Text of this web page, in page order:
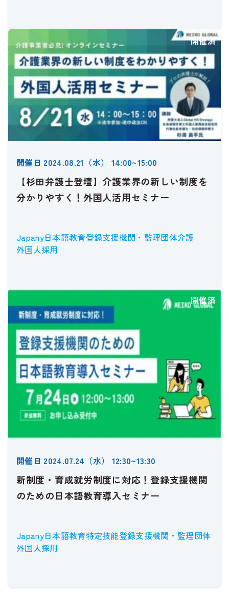
開催済
開催日 2024.08.21（水） 14:00~15:00
【杉田弁護士登壇】介護業界の新しい制度を
分かりやすく！外国人活用セミナー
Japany日本語教育登録支援機関・監理団体介護
外国人採用
開催済
開催日 2024.07.24（水） 12:30~13:30
新制度・育成就労制度に対応！登録支援機関
のための日本語教育導入セミナー
Japany日本語教育特定技能登録支援機関・監理団体
外国人採用